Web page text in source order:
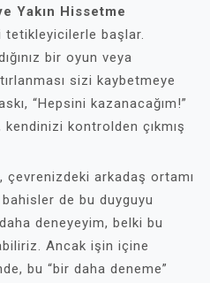
Yakın Hissetme
tetikleyicilerle başlar.
bir oyun veya
sizi kaybetmeye
“Hepsini kazanacağım!”
kontrolden çıkmış
çevrenizdeki arkadaş ortamı
de bu duyguyu
deneyeyim, belki bu
Ancak işin içine
bu “bir daha deneme”